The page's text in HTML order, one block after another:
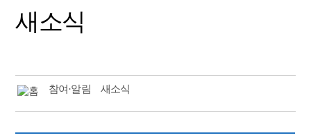
새소식
참여·알림 새소식